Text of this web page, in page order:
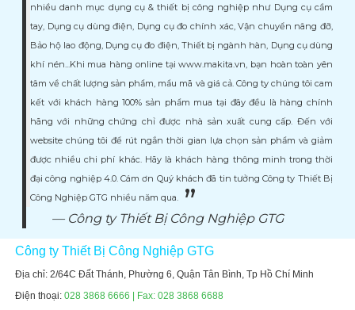
nhiều danh mục dụng cụ & thiết bị công nghiệp như Dụng cụ cầm
tay, Dụng cụ dùng điện, Dụng cụ đo chính xác, Vận chuyển nâng đỡ,
Bảo hộ lao động, Dụng cụ đo điện, Thiết bị ngành hàn, Dụng cụ dùng
khí nén...Khi mua hàng online tại www.makita.vn, bạn hoàn toàn yên
tâm về chất lượng sản phẩm, mẩu mã và giá cả. Công ty chúng tôi cam
kết với khách hàng 100% sản phẩm mua tại đây đều là hàng chính
hãng với những chứng chỉ được nhà sản xuất cung cấp. Đến với
website chúng tôi để rút ngắn thời gian lựa chọn sản phẩm và giảm
được nhiều chi phí khác. Hãy là khách hàng thông minh trong thời
đại công nghiệp 4.0. Cám ơn Quý khách đã tin tưởng Công ty Thiết Bị
Công Nghiệp GTG nhiều năm qua.
Công ty Thiết Bị Công Nghiệp GTG
Công ty Thiết Bị Công Nghiệp GTG
Địa chỉ: 2/64C Đất Thánh, Phường 6, Quận Tân Bình, Tp Hồ Chí Minh
Điện thoại:028 3868 6666 | Fax: 028 3868 6688